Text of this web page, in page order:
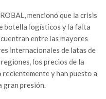
mencionó que la crisis
botella logísticos y la falta
entre las mayores
internacionales de latas de
los precios de la
y han puesto a
gran presión.